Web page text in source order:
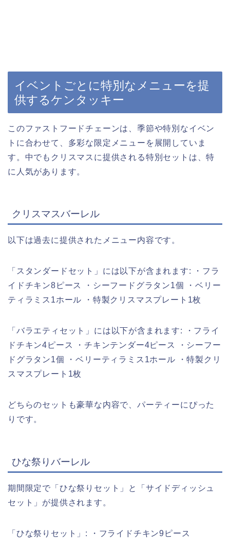
イベントごとに特別なメニューを提
供するケンタッキー
このファストフードチェーンは、季節や特別なイベン
トに合わせて、多彩な限定メニューを展開していま
す。中でもクリスマスに提供される特別セットは、特
に人気があります。
クリスマスバーレル
以下は過去に提供されたメニュー内容です。
「スタンダードセット」には以下が含まれます: ・フラ
イドチキン8ピース ・シーフードグラタン1個 ・ベリー
ティラミス1ホール ・特製クリスマスプレート1枚
「バラエティセット」には以下が含まれます: ・フライ
ドチキン4ピース ・チキンテンダー4ピース ・シーフー
ドグラタン1個 ・ベリーティラミス1ホール ・特製クリ
スマスプレート1枚
どちらのセットも豪華な内容で、パーティーにぴった
りです。
ひな祭りバーレル
期間限定で「ひな祭りセット」と「サイドディッシュ
セット」が提供されます。
「ひな祭りセット」: ・フライドチキン9ピース